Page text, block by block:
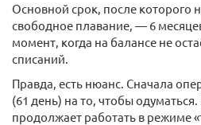
Основной срок, после которого
свободное плавание, — 6
момент, когда на балансе не
списаний.
Правда, есть нюанс. Сначала
(61 день) на то, чтобы
продолжает работать в режиме